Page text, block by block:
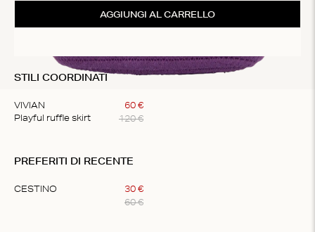
AGGIUNGI AL CARRELLO
STILI COORDINATI
VIVIAN
Playful ruffle skirt
60 €
120 €
of
PREFERITI DI RECENTE
CESTINO 30 €
60 €